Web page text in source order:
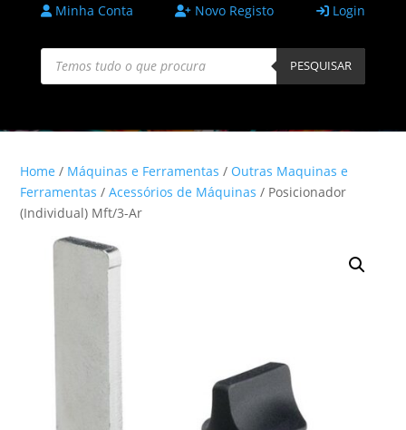
Minha Conta Novo Registo Login
Products
search PESQUISAR
Home / Máquinas e Ferramentas / Outras Maquinas e
Ferramentas /Acessórios de Máquinas / Posicionador
(Individual) Mft/3-Ar